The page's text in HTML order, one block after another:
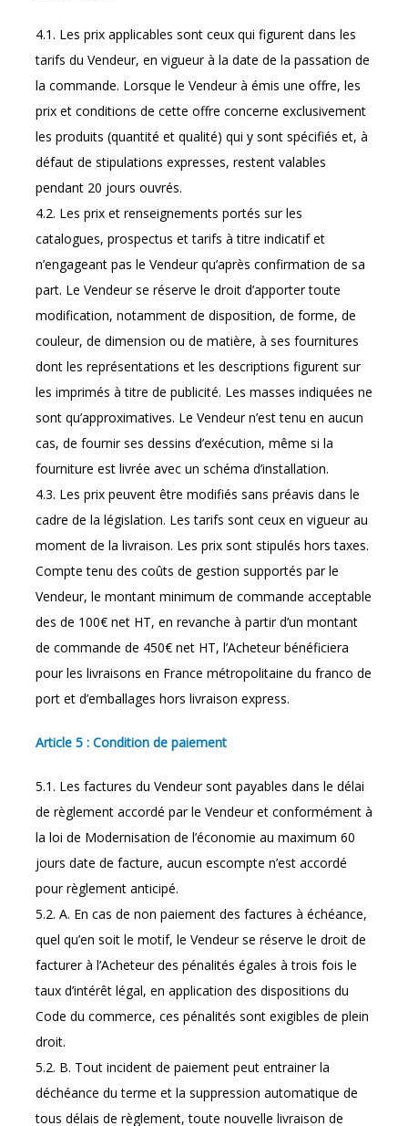
4.1. Les prix applicables sont ceux qui figurent dans les
tarifs du Vendeur, en vigueur à la date de la passation de
la commande. Lorsque le Vendeur à émis une offre, les
prix et conditions de cette offre concerne exclusivement
les produits (quantité et qualité) qui y sont spécifiés et, à
défaut de stipulations expresses, restent valables
pendant 20 jours ouvrés.
4.2. Les prix et renseignements portés sur les
catalogues, prospectus et tarifs à titre indicatif et
n’engageant pas le Vendeur qu’après confirmation de sa
part. Le Vendeur se réserve le droit d’apporter toute
modification, notamment de disposition, de forme, de
couleur, de dimension ou de matière, à ses fournitures
dont les représentations et les descriptions figurent sur
les imprimés à titre de publicité. Les masses indiquées ne
sont qu’approximatives. Le Vendeur n’est tenu en aucun
cas, de fournir ses dessins d’exécution, même si la
fourniture est livrée avec un schéma d’installation.
4.3. Les prix peuvent être modifiés sans préavis dans le
cadre de la législation. Les tarifs sont ceux en vigueur au
moment de la livraison. Les prix sont stipulés hors taxes.
Compte tenu des coûts de gestion supportés par le
Vendeur, le montant minimum de commande acceptable
des de 100€ net HT, en revanche à partir d’un montant
de commande de 450€ net HT, l’Acheteur bénéficiera
pour les livraisons en France métropolitaine du franco de
port et d’emballages hors livraison express.
Article 5 : Condition de paiement
5.1. Les factures du Vendeur sont payables dans le délai
de règlement accordé par le Vendeur et conformément à
la loi de Modernisation de l’économie au maximum 60
jours date de facture, aucun escompte n’est accordé
pour règlement anticipé.
5.2. A. En cas de non paiement des factures à échéance,
quel qu’en soit le motif, le Vendeur se réserve le droit de
facturer à l’Acheteur des pénalités égales à trois fois le
taux d’intérêt légal, en application des dispositions du
Code du commerce, ces pénalités sont exigibles de plein
droit.
5.2. B. Tout incident de paiement peut entrainer la
déchéance du terme et la suppression automatique de
tous délais de règlement, toute nouvelle livraison de